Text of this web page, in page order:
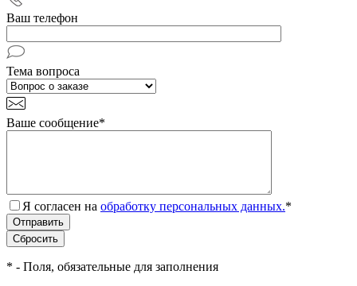
Ваш телефон
Тема вопроса
Ваше сообщение*
Я согласен на обработку персональных данных.*
* - Поля, обязательные для заполнения